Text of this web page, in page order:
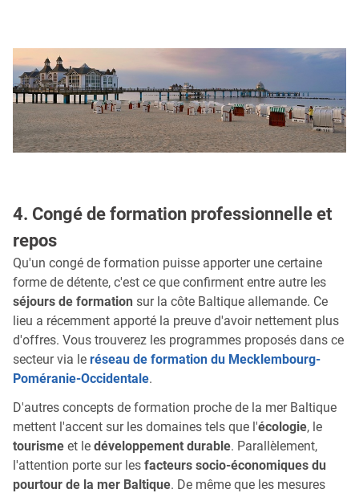
4. Congé de formation professionnelle et
repos
Qu'un congé de formation puisse apporter une certaine
forme de détente, c'est ce que confirment entre autre les
séjours de formation sur la côte Baltique allemande. Ce
lieu a récemment apporté la preuve d'avoir nettement plus
d'offres. Vous trouverez les programmes proposés dans ce
secteur via le réseau de formation du Mecklembourg-
Poméranie-Occidentale.
D'autres concepts de formation proche de la mer Baltique
mettent l'accent sur les domaines tels que l'écologie, le
tourisme et le développement durable. Parallèlement,
l'attention porte sur les facteurs socio-économiques du
pourtour de la mer Baltique. De même que les mesures